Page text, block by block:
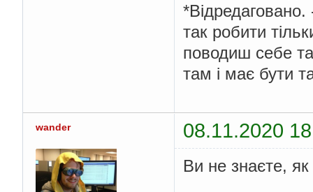
так робити
поводиш себе
там і має бути
wander 08.11.2020
Ви не знаєте,